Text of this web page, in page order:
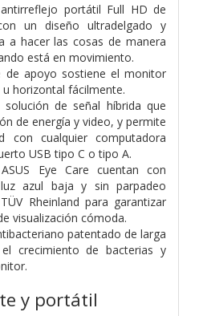
portátil Full HD de
un diseño ultradelgado y
a hacer las cosas de manera
está en movimiento.
de apoyo sostiene el monitor
horizontal fácilmente.
de señal híbrida que
de energía y video, y permite
con cualquier computadora
USB tipo C o tipo A.
Eye Care cuentan con
azul baja y sin parpadeo
Rheinland para garantizar
visualización cómoda.
patentado de larga
crecimiento de bacterias y
y portátil